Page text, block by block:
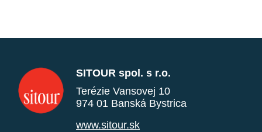
SITOUR spol. s r.o.
Terézie Vansovej 10
974 01 Banská Bystrica
www.sitour.sk